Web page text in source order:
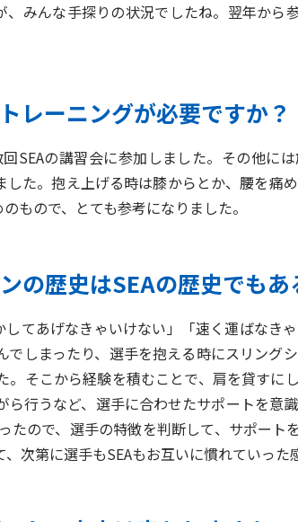
みんな手探りの状況でしたね。翌年から
レーニングが必要ですか？
の講習会に参加しました。その他に
た。抱え上げる時は膝からとか、腰を痛
もので、とても参考になりました。
歴史はSEAの歴史でもあ
あげなきゃいけない」「速く運ばなき
しまったり、選手を抱える時にスリング
そこから経験を積むことで、肩を貸すに
行うなど、選手に合わせたサポートを意
ので、選手の特徴を判断して、サポート
次第に選手もSEAもお互いに慣れていった